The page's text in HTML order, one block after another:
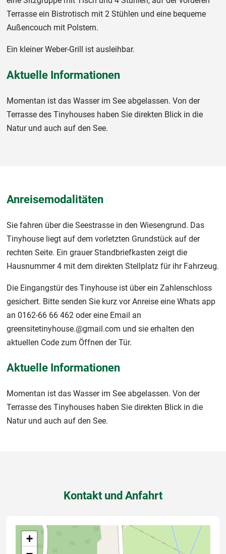
Terrasse ein Bistrotisch mit 2 Stühlen und eine bequeme
Außencouch mit Polstern.
Ein kleiner Weber-Grill ist ausleihbar.
Aktuelle Informationen
Momentan ist das Wasser im See abgelassen. Von der
Terrasse des Tinyhouses haben Sie direkten Blick in die
Natur und auch auf den See.
Anreisemodalitäten
Sie fahren über die Seestrasse in den Wiesengrund. Das
Tinyhouse liegt auf dem vorletzten Grundstück auf der
rechten Seite. Ein grauer Standbriefkasten zeigt die
Hausnummer 4 mit dem direkten Stellplatz für ihr Fahrzeug.
Die Eingangstür des Tinyhouse ist über ein Zahlenschloss
gesichert. Bitte senden Sie kurz vor Anreise eine Whats app
an 0162-66 66 462 oder eine Email an
greensitetinyhouse.@gmail.com und sie erhalten den
aktuellen Code zum Öffnen der Tür.
Aktuelle Informationen
Momentan ist das Wasser im See abgelassen. Von der
Terrasse des Tinyhouses haben Sie direkten Blick in die
Natur und auch auf den See.
Kontakt und Anfahrt
+